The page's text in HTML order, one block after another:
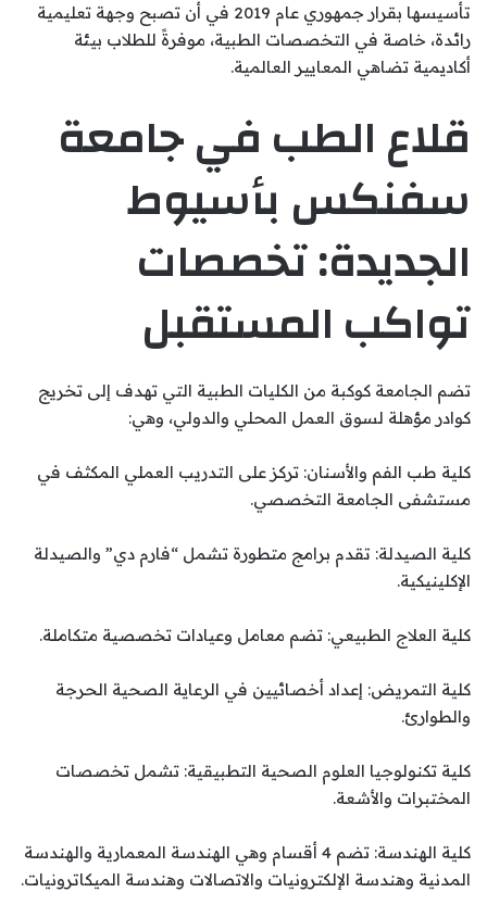
تأسيسها بقرار جمهوري عام 2019 في أن تصبح وجهة تعليمية
رائدة، خاصة في التخصصات الطبية، موفرةً للطلاب بيئة
أكاديمية تضاهي المعايير العالمية.
قلاع الطب في جامعة
سفنكس بأسيوط
الجديدة: تخصصات
تواكب المستقبل
تضم الجامعة كوكبة من الكليات الطبية التي تهدف إلى تخريج
كوادر مؤهلة لسوق العمل المحلي والدولي، وهي:
كلية طب الفم والأسنان: تركز على التدريب العملي المكثف في
مستشفى الجامعة التخصصي.
كلية الصيدلة: تقدم برامج متطورة تشمل “فارم دي” والصيدلة
الإكلينيكية.
كلية العلاج الطبيعي: تضم معامل وعيادات تخصصية متكاملة.
كلية التمريض: إعداد أخصائيين في الرعاية الصحية الحرجة
والطوارئ.
كلية تكنولوجيا العلوم الصحية التطبيقية: تشمل تخصصات
المختبرات والأشعة.
كلية الهندسة: تضم 4 أقسام وهي الهندسة المعمارية والهندسة
المدنية وهندسة الإلكترونيات والاتصالات وهندسة الميكاترونيات.